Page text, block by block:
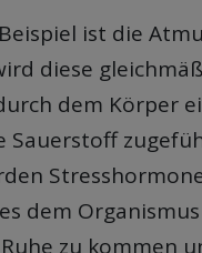
ist die
diese
dem Körper
Sauerstoff
dem Organismus
zu kommen